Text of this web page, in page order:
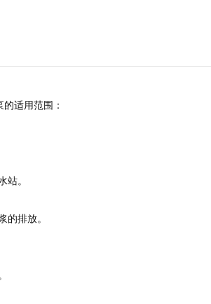
的适用范围：
站。
的排放。